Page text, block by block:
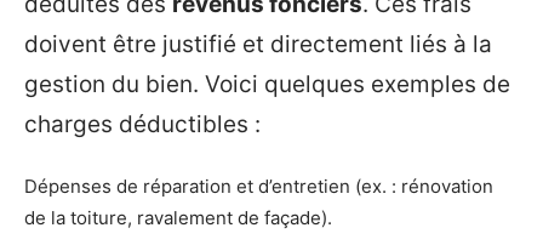
doivent être justifié et directement liés à la
gestion du bien. Voici quelques exemples de
charges déductibles :
Dépenses de réparation et d’entretien (ex. : rénovation
de la toiture, ravalement de façade).